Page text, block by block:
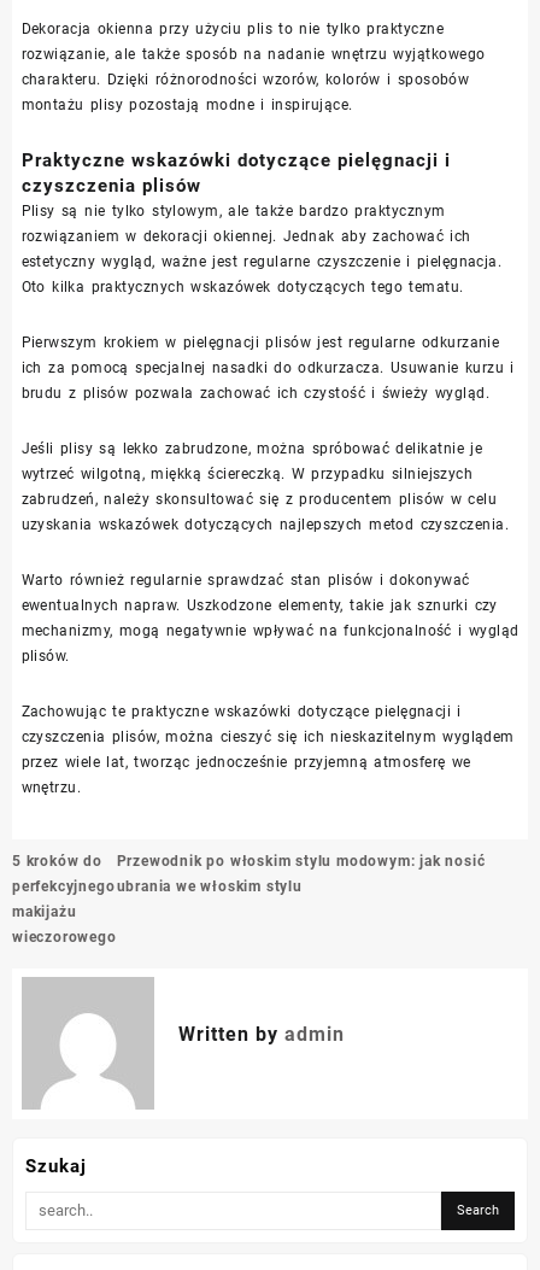
Dekoracja okienna przy użyciu plis to nie tylko praktyczne
rozwiązanie, ale także sposób na nadanie wnętrzu wyjątkowego
charakteru. Dzięki różnorodności wzorów, kolorów i sposobów
montażu plisy pozostają modne i inspirujące.
Praktyczne wskazówki dotyczące pielęgnacji i
czyszczenia plisów
Plisy są nie tylko stylowym, ale także bardzo praktycznym
rozwiązaniem w dekoracji okiennej. Jednak aby zachować ich
estetyczny wygląd, ważne jest regularne czyszczenie i pielęgnacja.
Oto kilka praktycznych wskazówek dotyczących tego tematu.
Pierwszym krokiem w pielęgnacji plisów jest regularne odkurzanie
ich za pomocą specjalnej nasadki do odkurzacza. Usuwanie kurzu i
brudu z plisów pozwala zachować ich czystość i świeży wygląd.
Jeśli plisy są lekko zabrudzone, można spróbować delikatnie je
wytrzeć wilgotną, miękką ściereczką. W przypadku silniejszych
zabrudzeń, należy skonsultować się z producentem plisów w celu
uzyskania wskazówek dotyczących najlepszych metod czyszczenia.
Warto również regularnie sprawdzać stan plisów i dokonywać
ewentualnych napraw. Uszkodzone elementy, takie jak sznurki czy
mechanizmy, mogą negatywnie wpływać na funkcjonalność i wygląd
plisów.
Zachowując te praktyczne wskazówki dotyczące pielęgnacji i
czyszczenia plisów, można cieszyć się ich nieskazitelnym wyglądem
przez wiele lat, tworząc jednocześnie przyjemną atmosferę we
wnętrzu.
Nawigacja
wpisu
5 kroków do
perfekcyjnego
makijażu
wieczorowego
Przewodnik po włoskim stylu modowym: jak nosić
ubrania we włoskim stylu
Written by admin
Szukaj